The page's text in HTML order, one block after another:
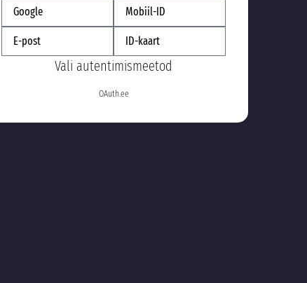
Google
E-post
Mobiil-ID
ID-kaart
Vali autentimismeetod
OAuth.ee